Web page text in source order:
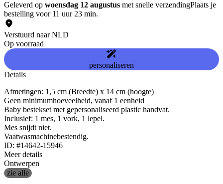
Geleverd op woensdag 12 augustus met snelle verzendingPlaats je
bestelling voor 11 uur 23 min.
Verstuurd naar NLD
Op voorraad
personaliseren
Details
Afmetingen: 1,5 cm (Breedte) x 14 cm (hoogte)
Geen minimumhoeveelheid, vanaf 1 eenheid
Baby bestekset met gepersonaliseerd plastic handvat.
Inclusief: 1 mes, 1 vork, 1 lepel.
Mes snijdt niet.
Vaatwasmachinebestendig.
ID: #14642-15946
Meer details
Ontwerpen
zie alle